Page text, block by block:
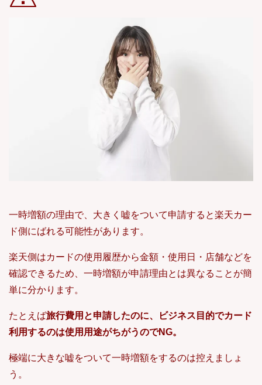
一時増額の理由で、大きく嘘をついて申請すると楽天カー
ド側にばれる可能性があります。
楽天側はカードの使用履歴から金額・使用日・店舗などを
確認できるため、一時増額が申請理由とは異なることが簡
単に分かります。
たとえば旅行費用と申請したのに、ビジネス目的でカード
利用するのは使用用途がちがうのでNG。
極端に大きな嘘をついて一時増額をするのは控えましょ
う。